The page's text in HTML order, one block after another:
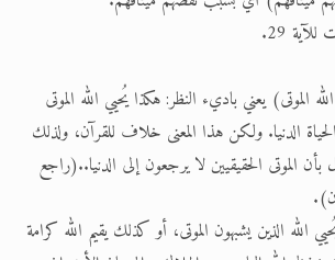
29.
الموتى) يعني باديء النظر: هكذا يُحيي الله الموتى
الدنيا. ولكن هذا المعنى خلاف للقرآن، ولذلك
بأن الموتى الحقيقيين لا يرجعون إلى الدنيا..(راجع
الذين يشبهون الموتى، أو كذلك يقيم الله كرامة